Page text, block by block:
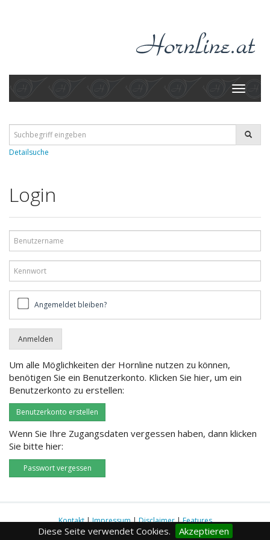
Diese Seite verwendet Cookies. Akzeptieren
Toggle
Detailsuche
Login
bleiben?Angemeldet bleiben?
Um alle Möglichkeiten der Hornline nutzen zu können,
benötigen Sie ein Benutzerkonto. Klicken Sie hier, um ein
Benutzerkonto zu erstellen:
Benutzerkonto erstellen
Wenn Sie Ihre Zugangsdaten vergessen haben, dann klicken
Sie bitte hier:
Passwort vergessen
Kontakt|Impressum|Disclaimer|Features